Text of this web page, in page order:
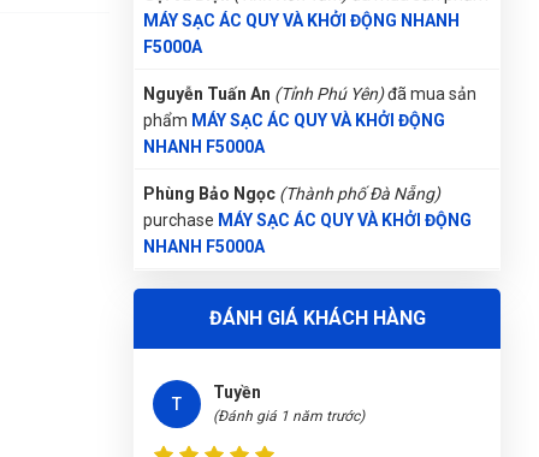
MÁY SẠC ÁC QUY VÀ KHỞI ĐỘNG NHANH
F5000A
Nguyễn Tuấn An (Tỉnh Phú Yên)đã mua sản
phẩm MÁY SẠC ÁC QUY VÀ KHỞI ĐỘNG
NHANH F5000A
Phùng Bảo Ngọc (Thành phố Đà Nẵng)
purchase MÁY SẠC ÁC QUY VÀ KHỞI ĐỘNG
NHANH F5000A
Nguyễn Phương Yến Linh(Tỉnh Tuyên Quang)
đã mua sản phẩm MÁY SẠC ÁC QUY VÀ KHỞI
ĐỘNG NHANH F5000A
Nguyễn Thị Ánh Nguyệt
mua sản phẩmMÁY SẠC ÁC QUY VÀ KHỞI
ĐỘNG NHANH F5000A
ĐÁNH GIÁ KHÁCH HÀNG
(Đánh giá 1 năm trước)
quay lại ủng hộ shop nữa
ÁT
Ánh Tuyết
(Đánh giá 1 năm trước)
T
Tuyền
(Đánh giá 1 năm trước)